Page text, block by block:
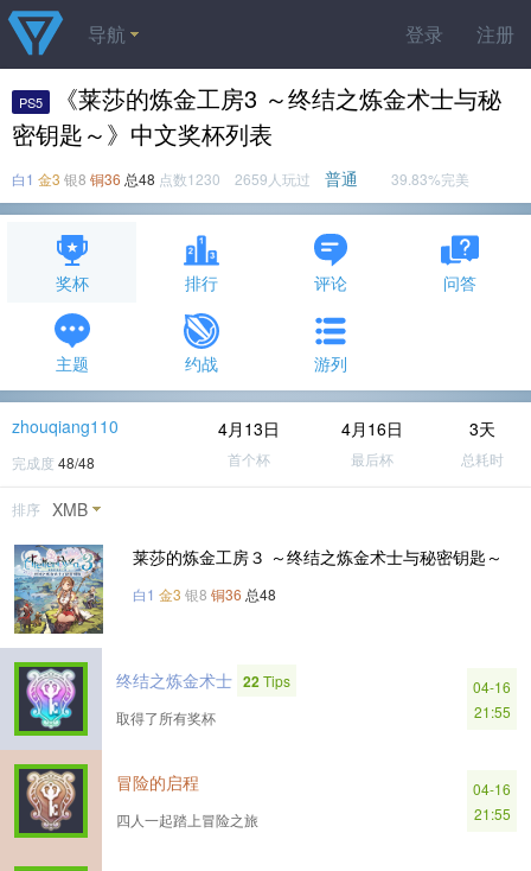
登录 注册
导航
PS5
《莱莎的炼金工房3 ～终结之炼金术士与秘
密钥匙～》中文奖杯列表
白1 金3 银8 铜36 总48 点数1230 2659人玩过 普通 39.83%完美
奖杯 排行 评论 问答
主题 约战 游列
zhouqiang110
完成度 48/48
4月13日
首个杯
4月16日
最后杯
3天
总耗时
排序 XMB
莱莎的炼金工房３ ～终结之炼金术士与秘密钥匙～
白1 金3 银8 铜36 总48
终结之炼金术士 22Tips
取得了所有奖杯
04-16
21:55
冒险的启程
四人一起踏上冒险之旅
04-16
21:55